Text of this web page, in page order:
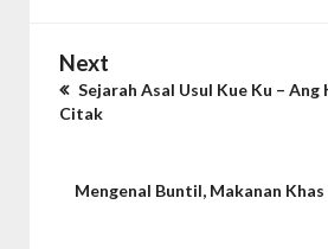
Next
Sejarah Asal Usul Kue Ku – Ang
Citak
Mengenal Buntil, Makanan Khas